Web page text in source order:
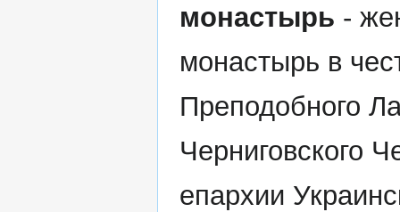
монастырь -
монастырь в
Преподобного
Черниговского
епархии